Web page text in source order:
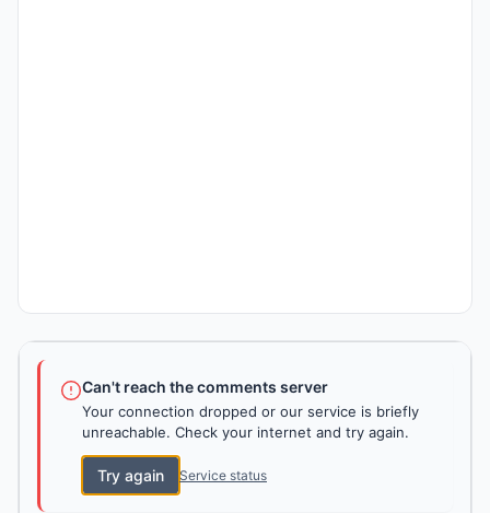
Can't reach the comments server
Your connection dropped or our service is briefly
unreachable. Check your internet and try again.
Try again Service status